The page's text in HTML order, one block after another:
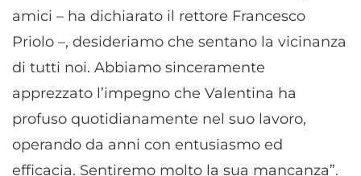
amici – ha dichiarato il rettore Francesco
Priolo –, desideriamo che sentano la vicinanza
di tutti noi. Abbiamo sinceramente
apprezzato l’impegno che Valentina ha
profuso quotidianamente nel suo lavoro,
operando da anni con entusiasmo ed
efficacia. Sentiremo molto la sua mancanza”.